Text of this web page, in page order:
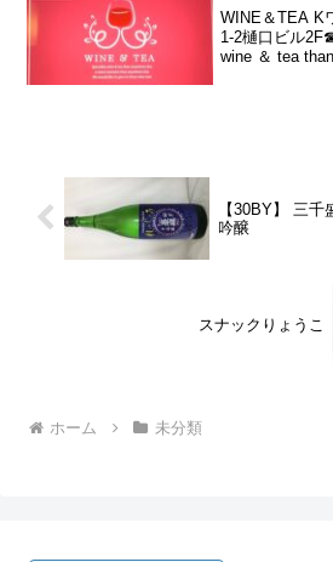
WINE＆TEA K
1-2樋口ビル
wine ＆ tea
【30BY】 三
吟醸
スナックりょうこ
ホーム 未分類